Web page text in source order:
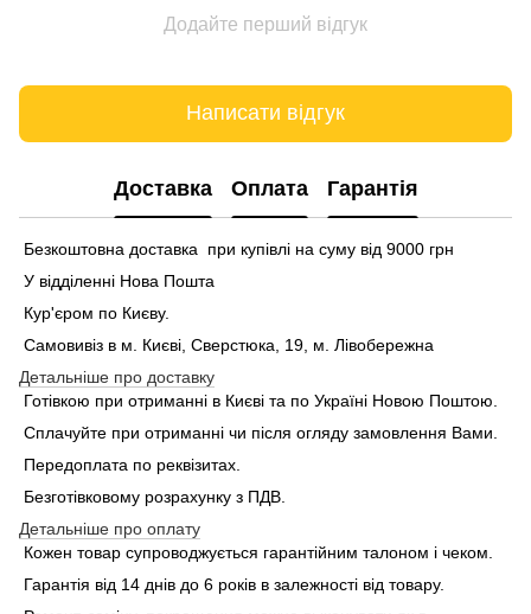
Додайте перший відгук
Написати відгук
Доставка Оплата Гарантія
Безкоштовна доставка при купівлі на суму від 9000 грн
У відділенні Нова Пошта
Кур'єром по Києву.
Самовивіз в м. Києві, Сверстюка, 19, м. Лівобережна
Детальніше про доставку
Готівкою при отриманні в Києві та по Україні Новою Поштою.
Сплачуйте при отриманні чи після огляду замовлення Вами.
Передоплата по реквізитах.
Безготівковому розрахунку з ПДВ.
Детальніше про оплату
Кожен товар супроводжується гарантійним талоном і чеком.
Гарантія від 14 днів до 6 років в залежності від товару.